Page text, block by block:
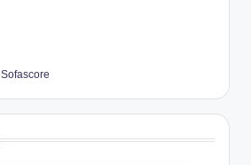
Sofascore